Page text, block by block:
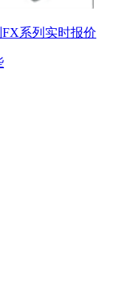
系列实时报价